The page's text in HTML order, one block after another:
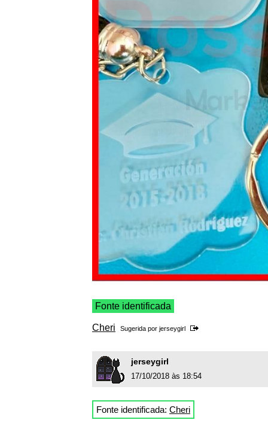
Fonte identificada
Cheri Sugerida por jerseygirl
jerseygirl
17/10/2018 às 18:54
Fonte identificada: Cheri